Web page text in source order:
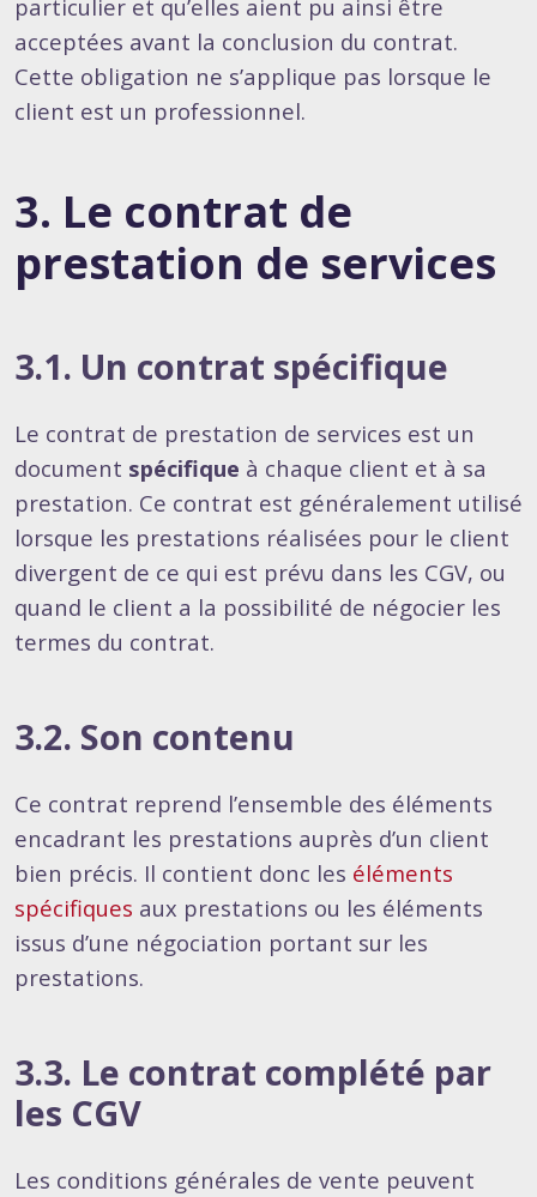
particulier et qu’elles aient pu ainsi être
acceptées avant la conclusion du contrat.
Cette obligation ne s’applique pas lorsque le
client est un professionnel.
3. Le contrat de
prestation de services
3.1. Un contrat spécifique
Le contrat de prestation de services est un
document spécifique à chaque client et à sa
prestation. Ce contrat est généralement utilisé
lorsque les prestations réalisées pour le client
divergent de ce qui est prévu dans les CGV, ou
quand le client a la possibilité de négocier les
termes du contrat.
3.2. Son contenu
Ce contrat reprend l’ensemble des éléments
encadrant les prestations auprès d’un client
bien précis. Il contient donc les éléments
spécifiques aux prestations ou les éléments
issus d’une négociation portant sur les
prestations.
3.3. Le contrat complété par
les CGV
Les conditions générales de vente peuvent